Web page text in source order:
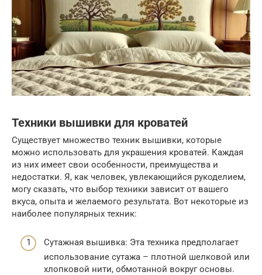
Техники вышивки для кроватей
Существует множество техник вышивки, которые
можно использовать для украшения кроватей. Каждая
из них имеет свои особенности, преимущества и
недостатки. Я, как человек, увлекающийся рукоделием,
могу сказать, что выбор техники зависит от вашего
вкуса, опыта и желаемого результата. Вот некоторые из
наиболее популярных техник:
Сутажная вышивка: Эта техника предполагает
использование сутажа – плотной шелковой или
хлопковой нити, обмотанной вокруг основы.